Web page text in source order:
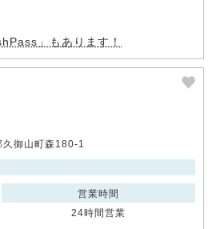
」もあります！
御山町森180-1
営業時間
24時間営業